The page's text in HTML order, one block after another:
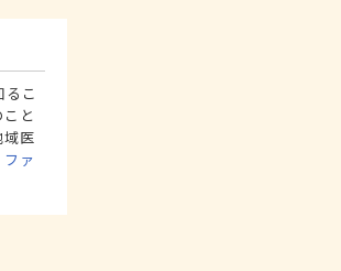
こ
と
医
ァ